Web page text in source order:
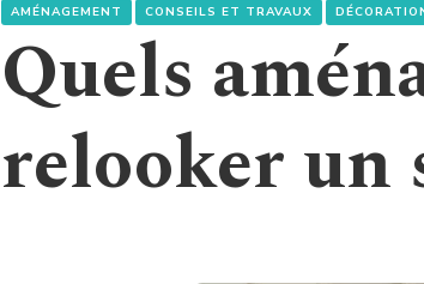
AMÉNAGEMENT CONSEILS ET TRAVAUX
Quels
relooker un